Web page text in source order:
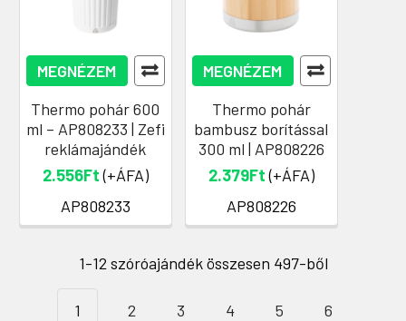
MEGNÉZEM
Thermo pohár 600
ml – AP808233 | Zefi
reklámajándék
2.556Ft(+ÁFA)
AP808233
MEGNÉZEM
Thermo pohár
bambusz borítással
300 ml | AP808226
2.379Ft(+ÁFA)
AP808226
1-12 szóróajándék összesen 497-ből
1 2 3 4 5 6